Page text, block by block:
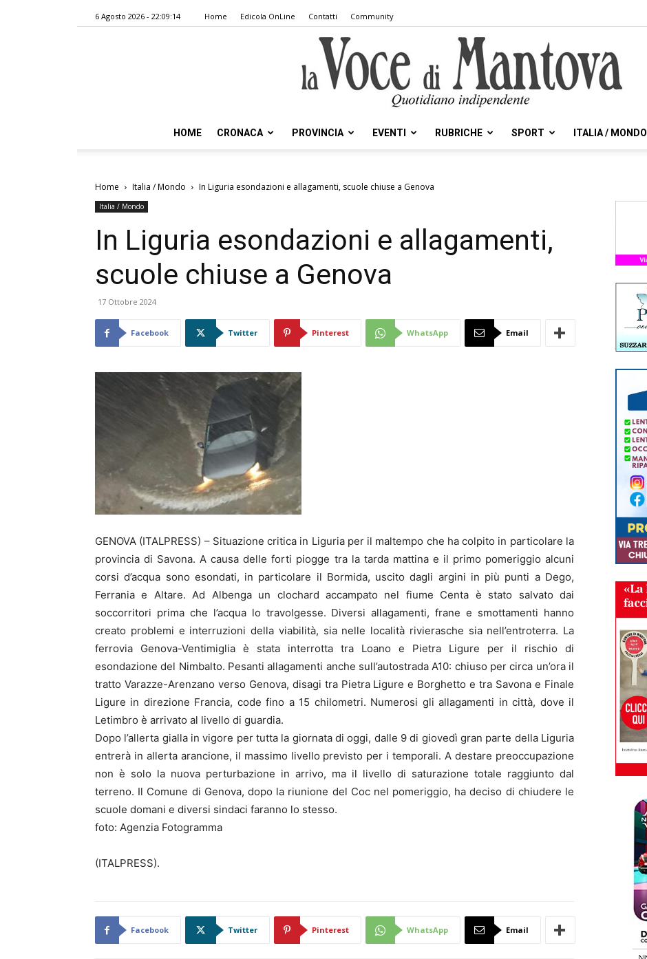
6 Agosto 2026 - 22:09:14 Home Edicola OnLine Contatti Community
Voce
HOME CRONACA PROVINCIA EVENTI RUBRICHE SPORT ITALIA / MONDO
Home Italia / Mondo In Liguria esondazioni e allagamenti, scuole chiuse a Genova
Italia / Mondo
In Liguria esondazioni e allagamenti,
scuole chiuse a Genova
17 Ottobre 2024
Facebook Twitter Pinterest WhatsApp Email
GENOVA (ITALPRESS) – Situazione critica in Liguria per il maltempo che ha colpito in particolare la
provincia di Savona. A causa delle forti piogge tra la tarda mattina e il primo pomeriggio alcuni
corsi d’acqua sono esondati, in particolare il Bormida, uscito dagli argini in più punti a Dego,
Ferrania e Altare. Ad Albenga un clochard accampato nel fiume Centa è stato salvato dai
soccorritori prima che l’acqua lo travolgesse. Diversi allagamenti, frane e smottamenti hanno
creato problemi e interruzioni della viabilità, sia nelle località rivierasche sia nell’entroterra. La
ferrovia Genova-Ventimiglia è stata interrotta tra Loano e Pietra Ligure per il rischio di
esondazione del Nimbalto. Pesanti allagamenti anche sull’autostrada A10: chiuso per circa un’ora il
tratto Varazze-Arenzano verso Genova, disagi tra Pietra Ligure e Borghetto e tra Savona e Finale
Ligure in direzione Francia, code fino a 15 chilometri. Numerosi gli allagamenti in città, dove il
Letimbro è arrivato al livello di guardia.
Dopo l’allerta gialla in vigore per tutta la giornata di oggi, dalle 9 di giovedì gran parte della Liguria
entrerà in allerta arancione, il massimo livello previsto per i temporali. A destare preoccupazione
non è solo la nuova perturbazione in arrivo, ma il livello di saturazione totale raggiunto dal
terreno. Il Comune di Genova, dopo la riunione del Coc nel pomeriggio, ha deciso di chiudere le
scuole domani e diversi sindaci faranno lo stesso.
foto: Agenzia Fotogramma
(ITALPRESS).
Facebook Twitter Pinterest WhatsApp Email